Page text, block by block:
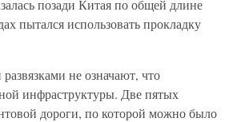
позади Китая по общей длине
пытался использовать прокладку
не означают, что
инфраструктуры. Две пятых
дороги, по которой можно было